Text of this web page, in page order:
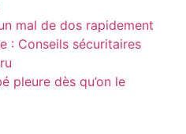
mal de dos rapidement
: Conseils sécuritaires
pleure dès qu’on le